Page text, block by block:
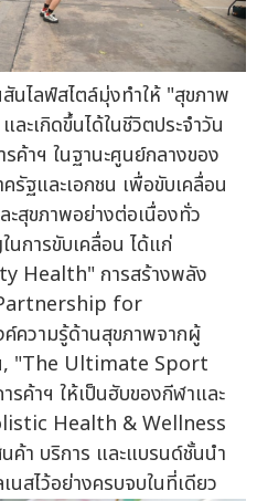
นไลฟ์สไตล์มุ่งทำให้ "สุขภาพ
ะเกิดขึ้นได้ในชีวิตประจำวัน
ค้าฯ ในฐานะศูนย์กลางของ
ฐและเอกชน เพื่อขับเคลื่อน
สุขภาพอย่างต่อเนื่องทั่ว
นการขับเคลื่อน ได้แก่
Health" การสร้างพลัง
for
ความรู้ด้านสุขภาพจากผู้
น, "The Ultimate Sport
ค้าฯ ให้เป็นฮับของกีฬาและ
Health & Wellness
า บริการ และแบรนด์ชั้นนำ
นสไว้อย่างครบจบในที่เดียว